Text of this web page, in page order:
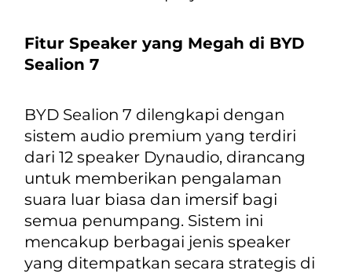
Fitur Speaker yang Megah di BYD
Sealion 7
BYD Sealion 7 dilengkapi dengan
sistem audio premium yang terdiri
dari 12speaker Dynaudio, dirancang
untuk memberikan pengalaman
suara luar biasa dan imersif bagi
semua penumpang. Sistem ini
mencakup berbagai jenis speaker
yang ditempatkan secara strategis di